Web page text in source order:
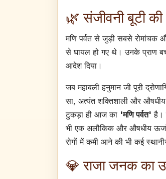
🌿 संजीवनी बूटी
मणि पर्वत से जुड़ी सबसे रोमांचक
से घायल हो गए थे। उनके प्राण
आदेश दिया।
जब महाबली हनुमान जी पूरी
सा, अत्यंत शक्तिशाली और
टुकड़ा ही आज का 'मणि पर्वत' है।
भी एक अलौकिक और औषधीय
रोगों में कमी आने की भी कई
💎 राजा जनक का